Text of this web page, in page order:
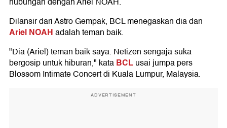
Dilansir dari Astro Gempak, BCL menegaskan dia dan
Ariel NOAHadalah teman baik.
"Dia (Ariel) teman baik saya. Netizen sengaja suka
bergosip untuk hiburan," kataBCLusai jumpa pers
Blossom Intimate Concert di Kuala Lumpur, Malaysia.
ADVERTISEMENT